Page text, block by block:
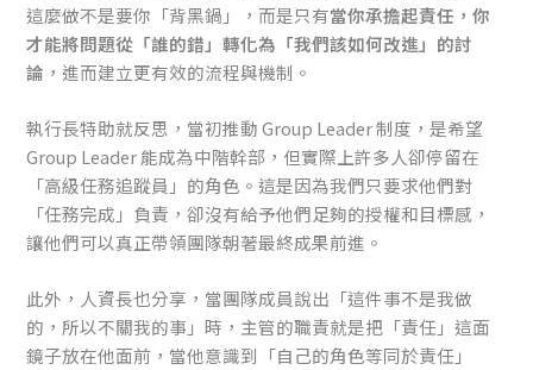
這麼做不是要你「背黑鍋」，而是只有當你承擔起責任，你
才能將問題從「誰的錯」轉化為「我們該如何改進」的討
論 ，進而建立更有效的流程與機制。
執行長特助就反思，當初推動 Group Leader 制度，是希望
Group Leader 能成為中階幹部，但實際上許多人卻停留在
「高級任務追蹤員」的角色。這是因為我們只要求他們對
「任務完成」負責，卻沒有給予他們足夠的授權和目標感，
讓他們可以真正帶領團隊朝著最終成果前進。
此外，人資長也分享，當團隊成員說出「這件事不是我做
的，所以不關我的事」時，主管的職責就是把「責任」這面
鏡子放在他面前，當他意識到「自己的角色等同於責任」